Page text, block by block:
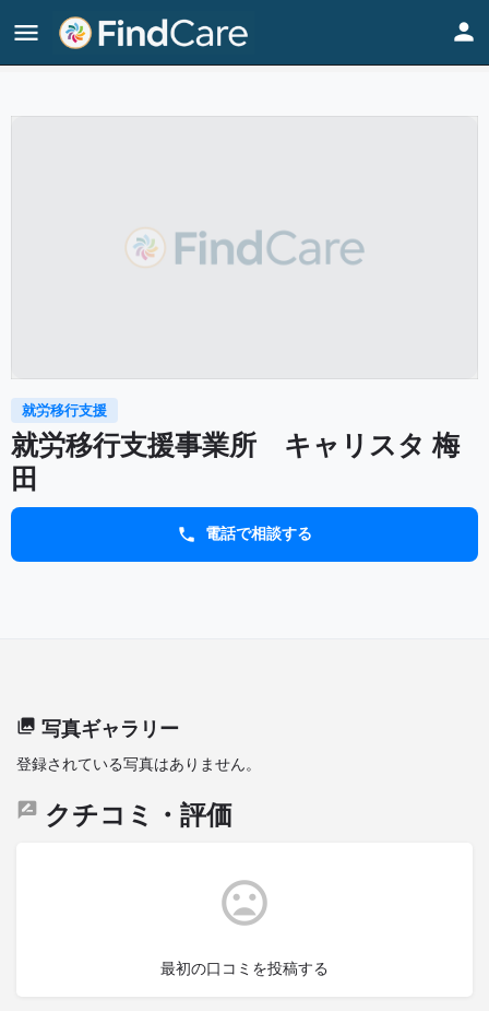
Home Listings 就労移行支援事業所 キャリスタ 梅田
就労移行支援
就労移行支援事業所 キャリスタ 梅
田
電話で相談する
写真ギャラリー
登録されている写真はありません。
クチコミ・評価
最初の口コミを投稿する